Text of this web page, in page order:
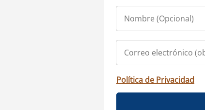
Política de Privacidad